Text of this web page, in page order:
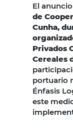
El
de
Cunha,
Privados
Cereales
portuario
Énfasis
este